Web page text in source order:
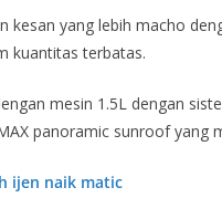
kesan yang lebih macho
kuantitas terbatas.
mesin 1.5L dengan
panoramic sunroof yang
ijen naik matic